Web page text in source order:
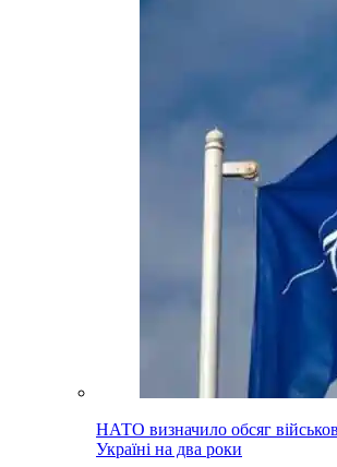
НАТО визначило обсяг
Україні на два роки